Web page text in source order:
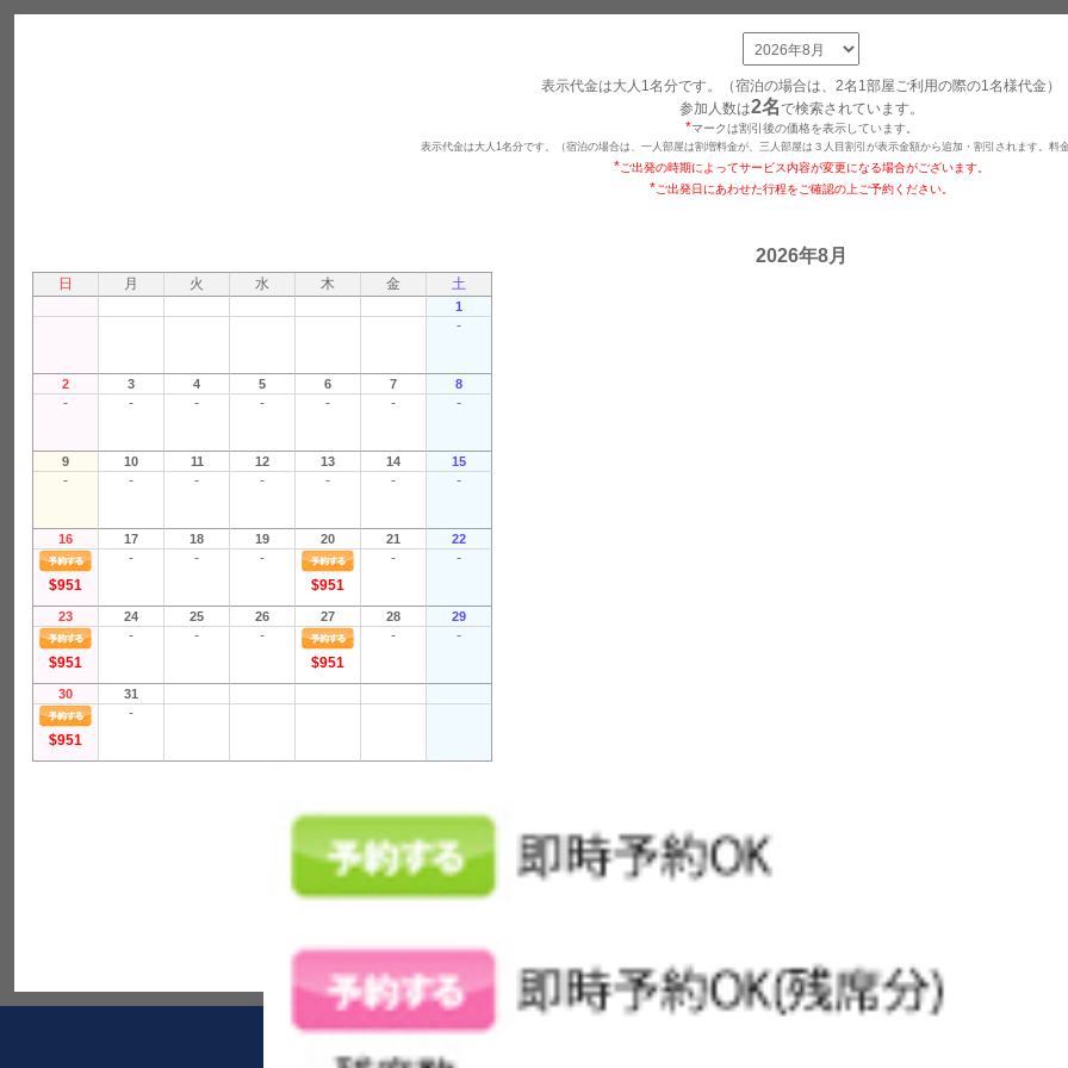
表示代金は大人1名分です。（宿泊の場合は、2名1部屋ご利用の際の1名様代金）
参加人数は2名で検索されています。
*マークは割引後の価格を表示しています。
表示代金は大人1名分です。（宿泊の場合は、一人部屋は割増料金が、三人部屋は３人目割引が表示金額から追加・割引されます。料
*ご出発の時期によってサービス内容が変更になる場合がございます。
*ご出発日にあわせた行程をご確認の上ご予約ください。
2026年8月
日 月 火 水 木 金 土
1
-
2 3 4 5 6 7 8
- - - - - - -
9 10 11 12 13 14 15
- - - - - - -
16 17 18 19 20 21 22
$951
- -
-
$951
- -
23 24 25 26 27 28 29
$951
- -
-
$951
- -
30 31
$951
-